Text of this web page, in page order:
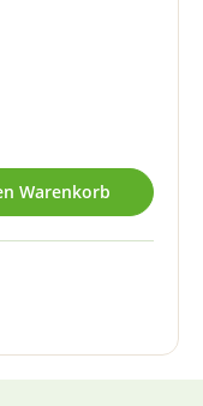
ein oder benutze die
Warenkorb